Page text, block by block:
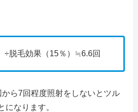
÷脱毛効果（15％）≒6.6回
ら7回程度照射をしないとツル
になります。